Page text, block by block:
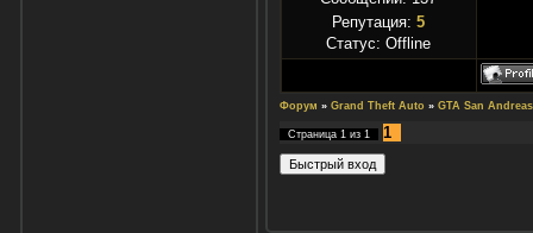
Репутация: 5
Статус: Offline
Форум » Grand Theft Auto » GTA San Andreas
Страница 1из 1 1